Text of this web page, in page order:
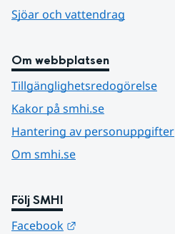
Sjöar och vattendrag
Om webbplatsen
Tillgänglighetsredogörelse
Kakor på smhi.se
Hantering av personuppgifter
Om smhi.se
Följ SMHI
Facebook